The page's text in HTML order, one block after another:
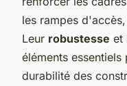
les rampes
Leur robustesse et
éléments
durabilité des